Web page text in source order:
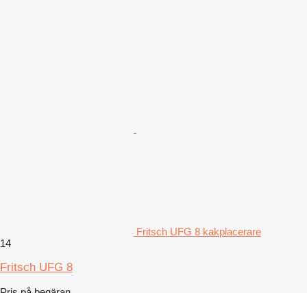
Fritsch UFG 8 kakplacerare
14
Fritsch UFG 8